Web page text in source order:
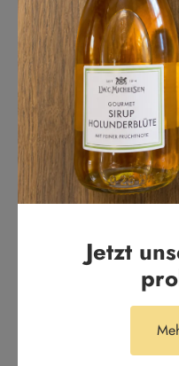
Jetzt
Sort by
Super lecker.
Ich kann den Tee sehr